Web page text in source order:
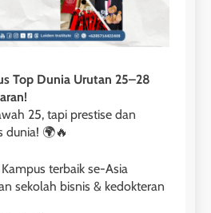
Top Dunia Urutan 25–28
25, tapi prestise dan
dunia! 🌍🔥
terbaik se-Asia
sekolah bisnis & kedokteran